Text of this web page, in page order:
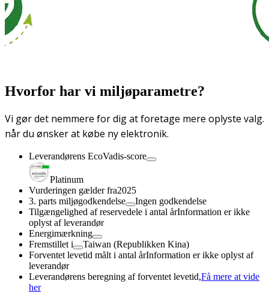
Hvorfor har vi miljøparametre?
Vi gør det nemmere for dig at foretage mere oplyste valg.
når du ønsker at købe ny elektronik.
Leverandørens EcoVadis-score
Platinum
Vurderingen gælder fra2025
3. parts miljøgodkendelse
Ingen godkendelse
Tilgængelighed af reservedele i antal årInformation er ikke
oplyst af leverandør
Energimærkning
Fremstillet i
Taiwan (Republikken Kina)
Forventet levetid målt i antal årInformation er ikke oplyst af
leverandør
Leverandørens beregning af forventet levetid,Få mere at vide
her